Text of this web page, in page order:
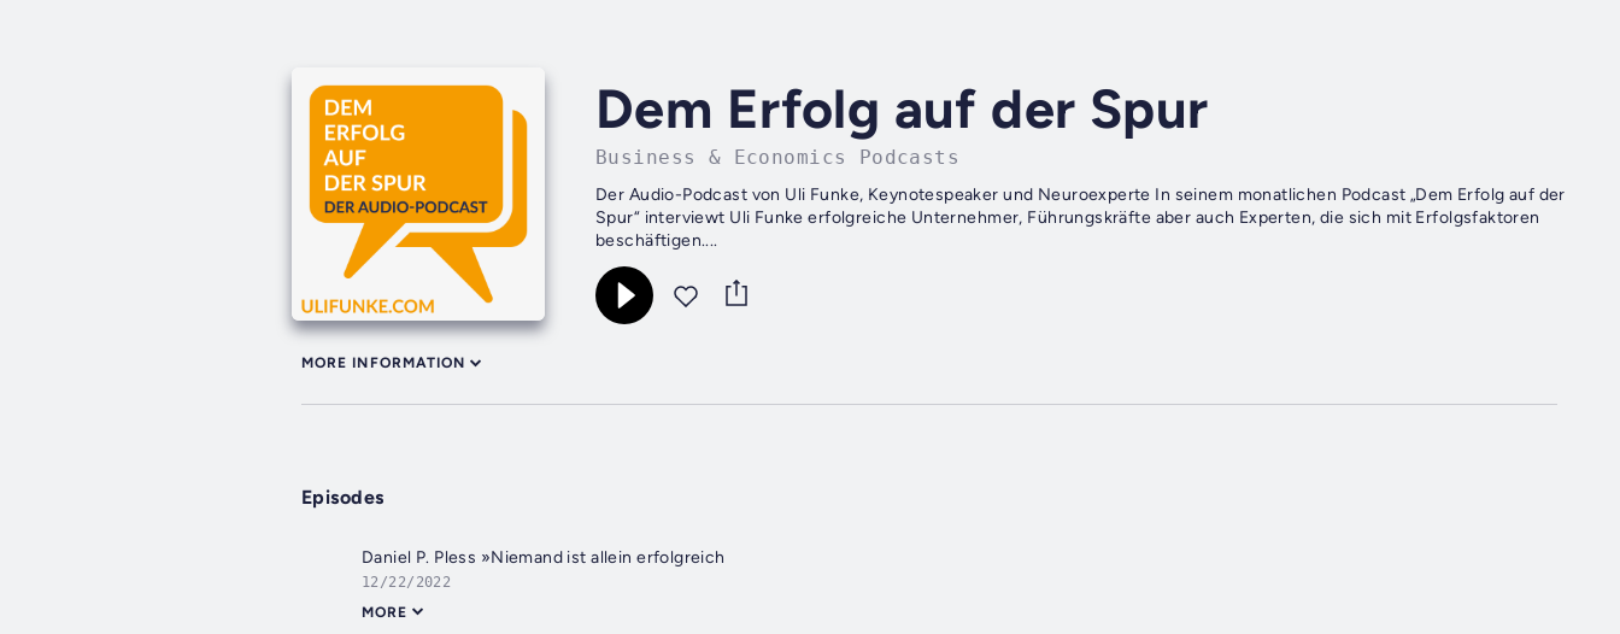
Dem Erfolg auf der Spur
Business & Economics Podcasts
Der Audio-Podcast von Uli Funke, Keynotespeaker und Neuroexperte In seinem monatlichen Podcast „Dem Erfolg auf der
Spur“ interviewt Uli Funke erfolgreiche Unternehmer, Führungskräfte aber auch Experten, die sich mit Erfolgsfaktoren
beschäftigen....
MORE INFORMATION
Episodes
Daniel P. Pless »Niemand ist allein erfolgreich
12/22/2022
MORE